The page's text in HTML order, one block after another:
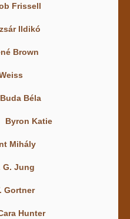
Frissell
Ildikó
Brown
Buda Béla
Byron Katie
Mihály
G. Jung
Gortner
Hunter